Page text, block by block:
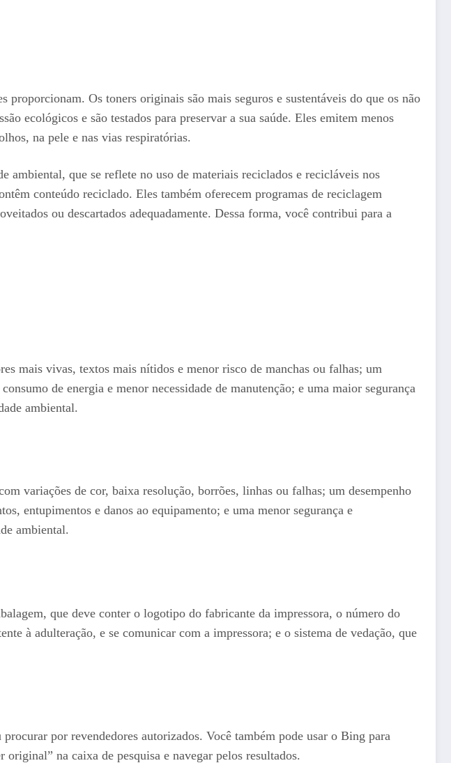
Os toners originais são mais seguros e sustentáveis do que os não
ecológicos e são testados para preservar a sua saúde. Eles emitem menos
na pele e nas vias respiratórias.
que se reflete no uso de materiais reciclados e recicláveis nos
conteúdo reciclado. Eles também oferecem programas de reciclagem
ou descartados adequadamente. Dessa forma, você contribui para a
mais vivas, textos mais nítidos e menor risco de manchas ou falhas; um
de energia e menor necessidade de manutenção; e uma maior segurança
ambiental.
variações de cor, baixa resolução, borrões, linhas ou falhas; um desempenho
entupimentos e danos ao equipamento; e uma menor segurança e
ambiental.
que deve conter o logotipo do fabricante da impressora, o número do
à adulteração, e se comunicar com a impressora; e o sistema de vedação, que
por revendedores autorizados. Você também pode usar o Bing para
na caixa de pesquisa e navegar pelos resultados.